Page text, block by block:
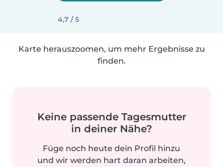
4,7 / 5
Karte herauszoomen, um mehr Ergebnisse zu
finden.
Keine passende Tagesmutter
in deiner Nähe?
Füge noch heute dein Profil hinzu
und wir werden hart daran arbeiten,